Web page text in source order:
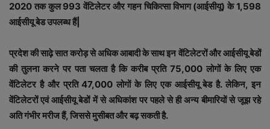
2020 तक कुल 993 वेंटिलेटर और गहन चिकित्सा विभाग (आईसीयू) के 1,598
आईसीयू बेड उपलब्ध हैं|
प्रदेश की साढ़े सात करोड़ से अधिक आबादी के साथ इन वेंटिलेटरों और आईसीयू बेडों
की तुलना करने पर पता चलता है कि करीब प्रति 75,000 लोगों के लिए एक
वेंटिलेटर है और प्रति 47,000 लोगों के लिए एक आईसीयू बेड है. लेकिन, इन
वेंटिलेटरों एवं आईसीयू बेडों में से अधिकांश पर पहले से ही अन्य बीमारियों से जूझ रहे
अति गंभीर मरीज हैं, जिससे मुसीबत और बढ़ सकती है.